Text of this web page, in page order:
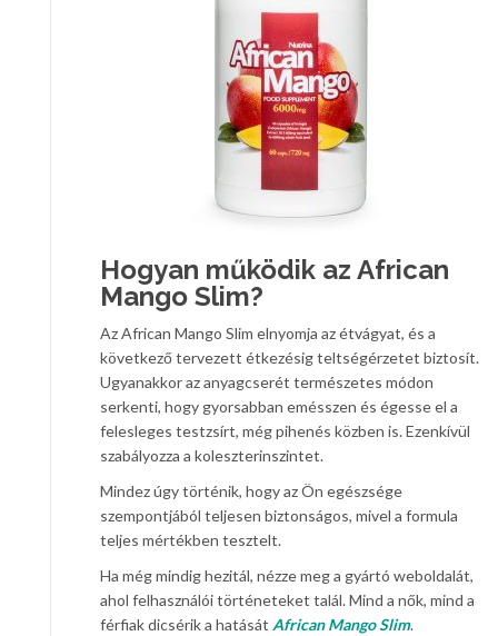
Hogyan működik az African
Mango Slim?
Az African Mango Slim elnyomja az étvágyat, és a
következő tervezett étkezésig teltségérzetet biztosít.
Ugyanakkor az anyagcserét természetes módon
serkenti, hogy gyorsabban emésszen és égesse el a
felesleges testzsírt, még pihenés közben is. Ezenkívül
szabályozza a koleszterinszintet.
Mindez úgy történik, hogy az Ön egészsége
szempontjából teljesen biztonságos, mivel a formula
teljes mértékben tesztelt.
Ha még mindig hezitál, nézze meg a gyártó weboldalát,
ahol felhasználói történeteket talál. Mind a nők, mind a
férfiak dicsérik a hatását African Mango Slim.